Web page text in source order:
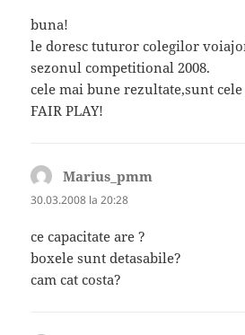
buna!
le doresc tuturor colegilor
sezonul competitional 2008.
cele mai bune rezultate,sunt cele
FAIR PLAY!
Marius_pmm
30.03.2008 la 20:28
ce capacitate are ?
boxele sunt detasabile?
cam cat costa?